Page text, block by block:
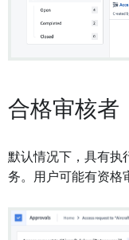
合格审核者
默认情况下，具有执
务。用户可能有资格